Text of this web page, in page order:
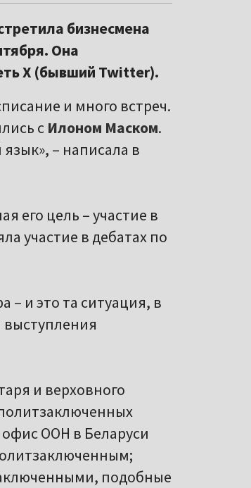
бизнесмена
Она
X (бывший Twitter).
и много встреч.
с Илоном Маском.
– написала в
его цель – участие в
участие в дебатах по
– и это та ситуация, в
и верховного
ООН в Беларуси
подобные